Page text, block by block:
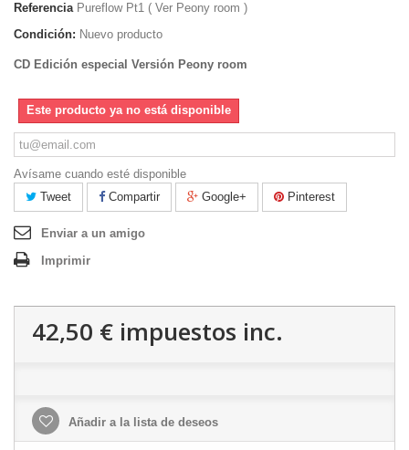
Referencia Pureflow Pt1 ( Ver Peony room )
Condición: Nuevo producto
CD Edición especial Versión Peony room
Este producto ya no está disponible
Avísame cuando esté disponible
Tweet
Compartir Google+ Pinterest
Enviar a un amigo
Imprimir
42,50 € impuestos inc.
Añadir a la lista de deseos